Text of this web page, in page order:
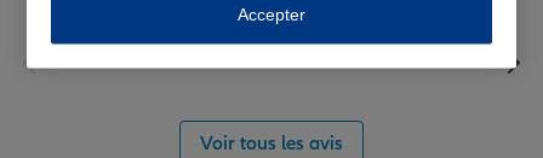
Voir tous les avis
Accepter